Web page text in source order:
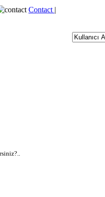
Contact |